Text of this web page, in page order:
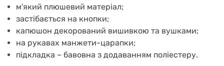
м'який плюшевий матеріал;
застібається на кнопки;
капюшон декорований вишивкою та вушками;
на рукавах манжети-царапки;
підкладка – бавовна з додаванням поліестеру.